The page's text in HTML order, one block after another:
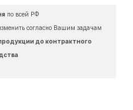
по всей РФ
согласно Вашим задачам
до контрактного